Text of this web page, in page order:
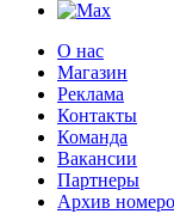
О нас
Магазин
Реклама
Контакты
Команда
Вакансии
Партнеры
Архив